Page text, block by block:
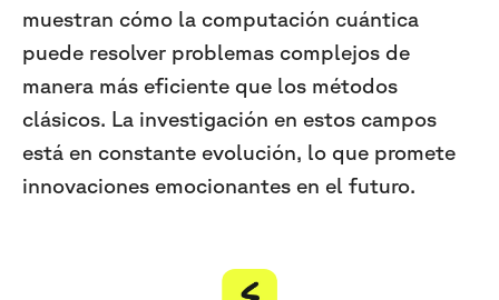
muestran cómo la computación cuántica
puede resolver problemas complejos de
manera más eficiente que los métodos
clásicos. La investigación en estos campos
está en constante evolución, lo que promete
innovaciones emocionantes en el futuro.